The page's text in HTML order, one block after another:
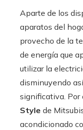
Aparte de los
aparatos del
provecho de la
de energía que
utilizar la
disminuyendo
significativa. Por
Style de
acondicionado